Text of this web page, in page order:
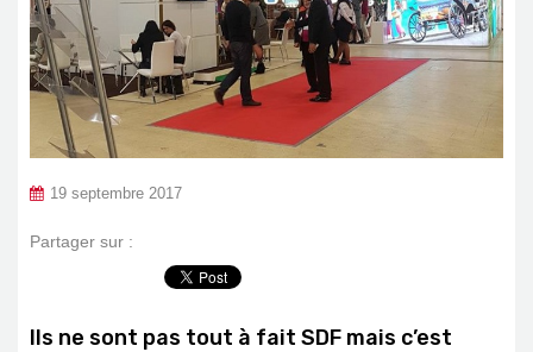
19 septembre 2017
Partager sur :
Ils ne sont pas tout à fait SDF mais c’est